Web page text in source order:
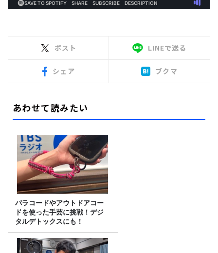
ポスト LINEで送る
シェア ブクマ
あわせて読みたい
パラコードやアウトドアコー
ドを使った手芸に挑戦！デジ
タルデトックスにも！